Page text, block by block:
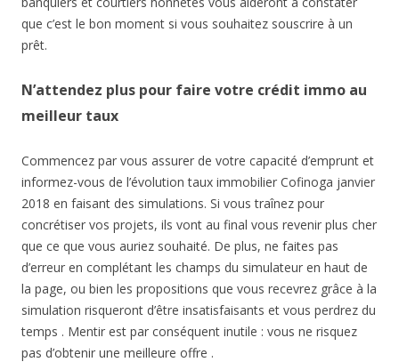
que c’est le bon moment si vous souhaitez souscrire à un
prêt.
N’attendez plus pour faire votre crédit immo au
meilleur taux
Commencez par vous assurer de votre capacité d’emprunt et
informez-vous de l’évolution taux immobilier Cofinoga janvier
2018 en faisant des simulations. Si vous traînez pour
concrétiser vos projets, ils vont au final vous revenir plus cher
que ce que vous auriez souhaité. De plus, ne faites pas
d’erreur en complétant les champs du simulateur en haut de
la page, ou bien les propositions que vous recevrez grâce à la
simulation risqueront d’être insatisfaisants et vous perdrez du
temps . Mentir est par conséquent inutile : vous ne risquez
pas d’obtenir une meilleure offre .